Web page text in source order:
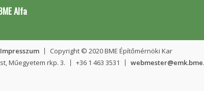
Alfa
Impresszum
Copyright © 2020 BME Építőmérnöki Kar
Műegyetem rkp. 3.
+36 1 463 3531